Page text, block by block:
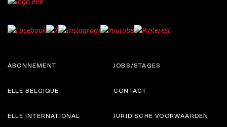
ABONNEMENT
ELLE BELGIQUE
JOBS/STAGES
CONTACT
ELLE INTERNATIONAL JURIDISCHE VOORWAARDEN